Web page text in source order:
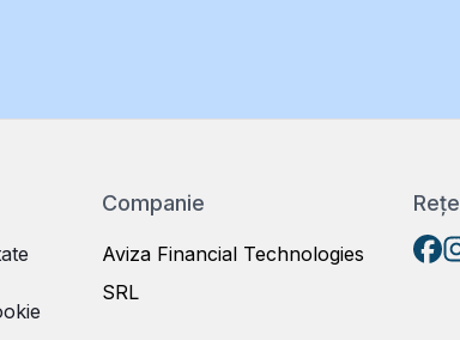
Companie
Aviza Financial Technologies
SRL